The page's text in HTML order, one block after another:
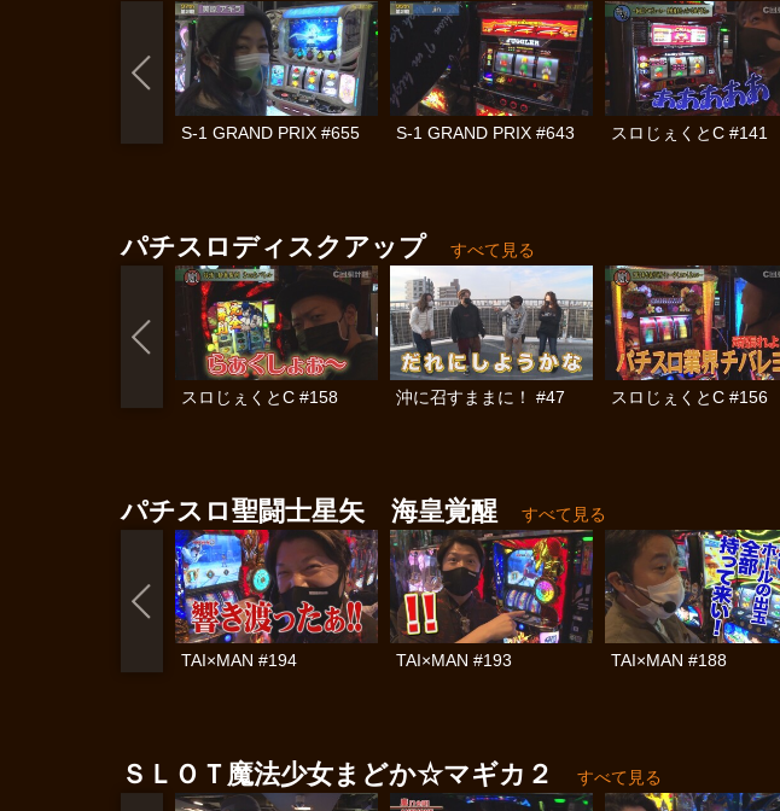
S-1 GRAND PRIX #655 S-1 GRAND PRIX #643 スロじぇくとC #141
パチスロディスクアップ すべて見る
スロじぇくとC #158 沖に召すままに！ #47 スロじぇくとC #156
パチスロ聖闘士星矢 海皇覚醒 すべて見る
TAI×MAN #194 TAI×MAN #193 TAI×MAN #188
ＳＬＯＴ魔法少女まどか☆マギカ２ すべて見る